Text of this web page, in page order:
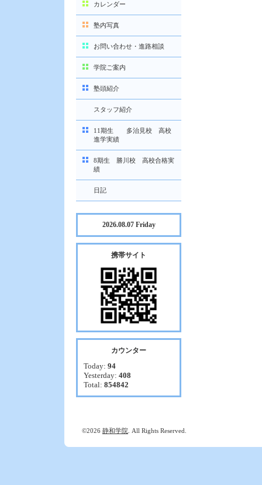
カレンダー
塾内写真
お問い合わせ・進路相談
学院ご案内
塾頭紹介
スタッフ紹介
11期生 多治見校 高校
進学実績
8期生 勝川校 高校合格実
績
日記
2026.08.07 Friday
携帯サイト
カウンター
Today: 94
Yesterday: 408
Total: 854842
©2026 静和学院 . All Rights Reserved.